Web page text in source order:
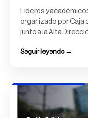
Líderes y
organizado por Caja
junto a la Alta
Seguir leyendo →